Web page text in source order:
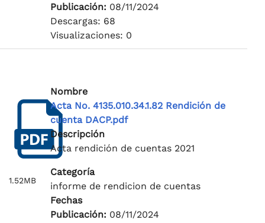
Publicación: 08/11/2024
Descargas: 68
Visualizaciones: 0
1.52MB
Nombre
Acta No. 4135.010.34.1.82 Rendición de
cuenta DACP.pdf
Descripción
Acta rendición de cuentas 2021
Categoría
informe de rendicion de cuentas
Fechas
Publicación: 08/11/2024